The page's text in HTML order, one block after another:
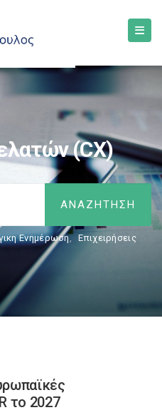
(CX)
Ενημέρωση, Επιχειρήσεις
το 2027